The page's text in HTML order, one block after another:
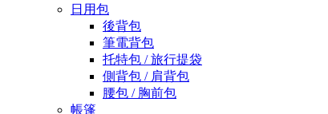
日用包
後背包
筆電背包
托特包 / 旅行提袋
側背包 / 肩背包
腰包 / 胸前包
帳篷